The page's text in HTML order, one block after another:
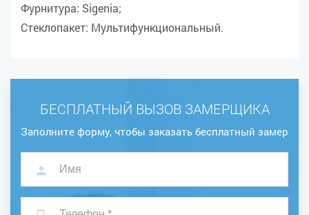
Фурнитура: Sigenia;
Стеклопакет: Мультифункциональный.
БЕСПЛАТНЫЙ ВЫЗОВ ЗАМЕРЩИКА
Заполните форму, чтобы заказать бесплатный замер
